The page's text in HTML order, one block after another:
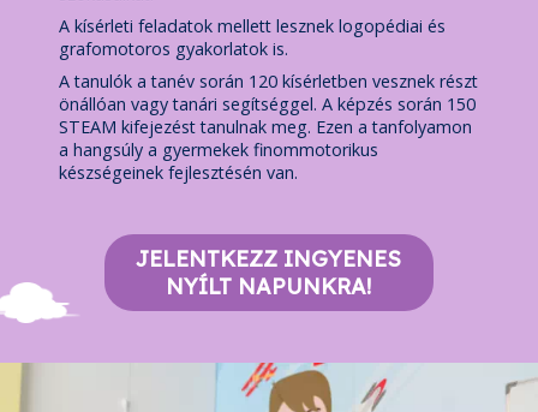
A kísérleti feladatok mellett lesznek logopédiai és
grafomotoros gyakorlatok is.
A tanulók a tanév során 120 kísérletben vesznek részt
önállóan vagy tanári segítséggel. A képzés során 150
STEAM kifejezést tanulnak meg. Ezen a tanfolyamon
a hangsúly a gyermekek finommotorikus
készségeinek fejlesztésén van.
JELENTKEZZ INGYENES
NYÍLT NAPUNKRA!